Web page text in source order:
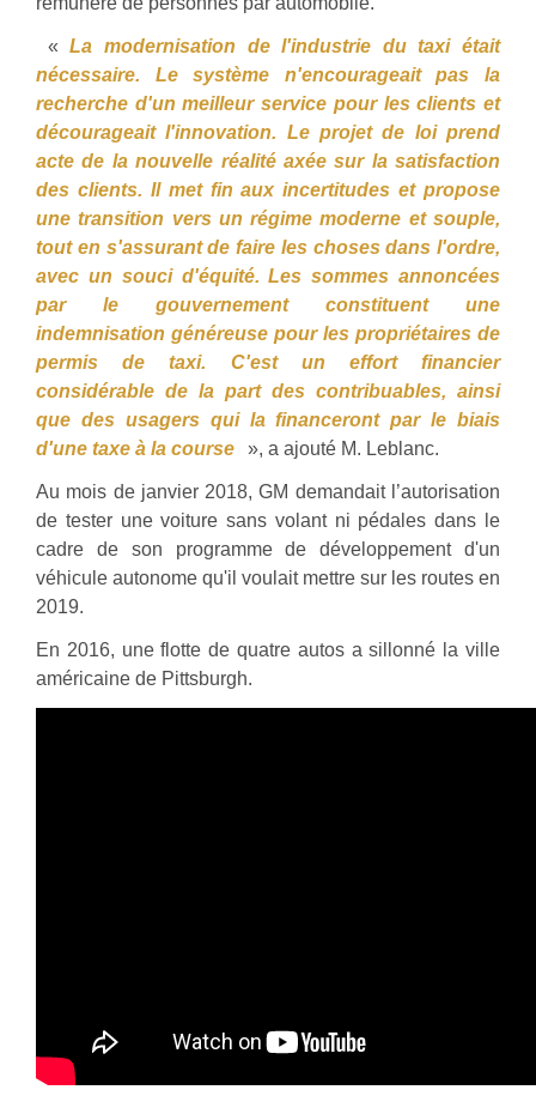
«La modernisation de l'industrie du taxi était
nécessaire. Le système n'encourageait pas la
recherche d'un meilleur service pour les clients et
décourageait l'innovation. Le projet de loi prend
acte de la nouvelle réalité axée sur la satisfaction
des clients. Il met fin aux incertitudes et propose
une transition vers un régime moderne et souple,
tout en s'assurant de faire les choses dans l'ordre,
avec un souci d'équité. Les sommes annoncées
par le gouvernement constituent une
indemnisation généreuse pour les propriétaires de
permis de taxi. C'est un effort financier
considérable de la part des contribuables, ainsi
que des usagers qui la financeront par le biais
d'une taxe à la course
», a ajouté M. Leblanc.
Au mois de janvier 2018, GM demandait l’autorisation
de tester une voiture sans volant ni pédales dans le
cadre de son programme de développement d'un
véhicule autonome qu'il voulait mettre sur les routes en
2019.
En 2016, une flotte de quatre autos a sillonné la ville
américaine de Pittsburgh.